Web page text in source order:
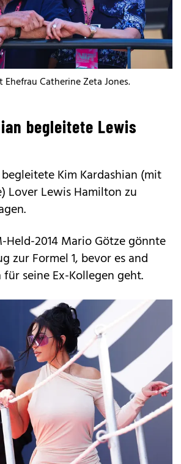
Catherine Zeta Jones.
begleitete Lewis
Kim Kardashian (mit
Lover Lewis Hamilton zu
Held-2014 Mario Götze gönnte
zur Formel 1, bevor es and
seine Ex-Kollegen geht.